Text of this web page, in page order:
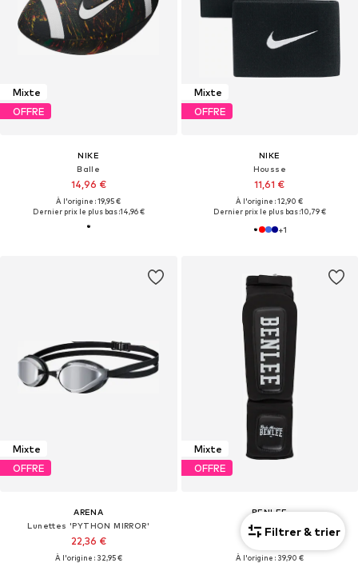
Mixte
OFFRE
NIKE
Balle
14,96 €
À l'origine : 19,95 €
Dernier prix le plus bas :14,96 €
Mixte
OFFRE
NIKE
Housse
11,61 €
À l'origine : 12,90 €
Dernier prix le plus bas :10,79 €
+1
Mixte
OFFRE
ARENA
Lunettes 'PYTHON MIRROR'
22,36 €
À l'origine : 32,95 €
Mixte
OFFRE
BENLEE
Housse
35,91 €
À l'origine : 39,90 €
Filtrer & trier